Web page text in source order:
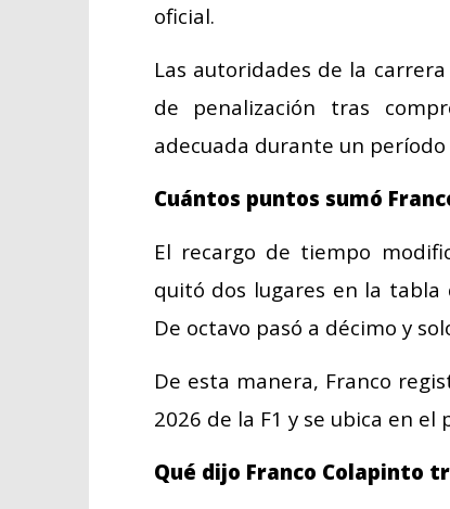
oficial.
Las autoridades de la
de penalización tras
adecuada durante un
Cuántos puntos sumó
El recargo de tiempo
quitó dos lugares en la
De octavo pasó a décimo y
De esta manera, Franco
2026 de la F1 y se ubica en
Qué dijo Franco Colapinto